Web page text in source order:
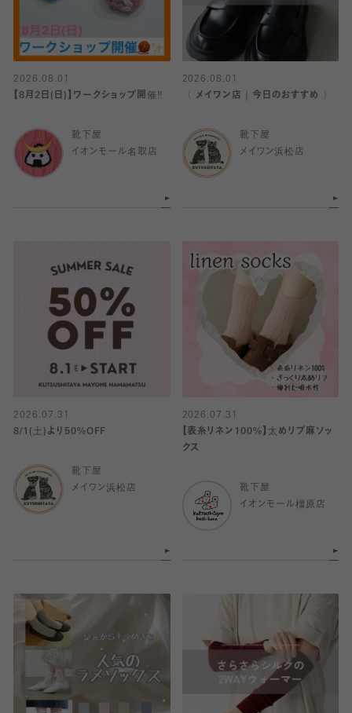
2026.08.01
【8月2日(日)】ワークショップ開催‼️
靴下屋
イオンモール名取店
2026.08.01
〈 メイワン店｜今日のおすすめ 〉
靴下屋
メイワン浜松店
2026.07.31
8/1(土)より50%OFF
靴下屋
メイワン浜松店
2026.07.31
【表糸リネン100%】太めリブ麻ソッ
クス
靴下屋
イオンモール橿原店